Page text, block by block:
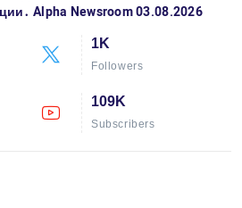
Alpha Newsroom 03.08.2026
1K
Followers
109K
Subscribers